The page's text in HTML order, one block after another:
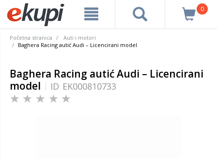
0
Početna stranica
Auti i motori
Baghera Racing autić Audi – Licencirani model
Baghera Racing autić Audi – Licencirani
model
ID EK000810733